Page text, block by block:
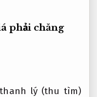
phải chăng
lý (thu tìm)